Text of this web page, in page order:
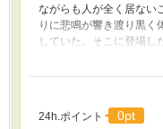
ながらも人が全く居ない
りに悲鳴が響き渡り黒く
していた。そこに登場し
3人。 しかし黒い人間を
伐して見せた。 シンリ
アカデミー』の本拠地へ
ンリンだったが、アカデ
24h.ポイント 0pt